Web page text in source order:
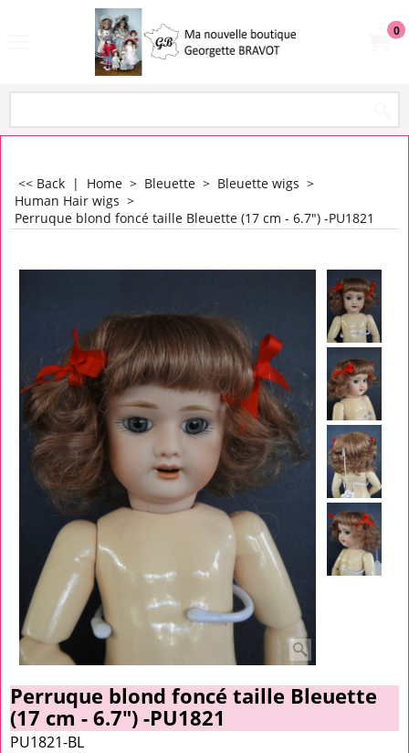
0
<< Back | Home > Bleuette > Bleuette wigs >
Human Hair wigs >
Perruque blond foncé taille Bleuette (17 cm - 6.7") -PU1821
Perruque blond foncé taille Bleuette
(17 cm - 6.7") -PU1821
PU1821-BL